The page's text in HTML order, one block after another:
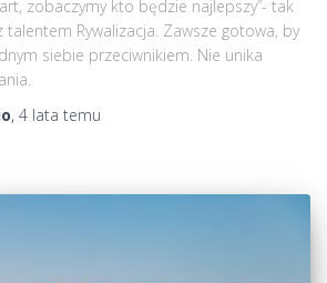
zobaczymy kto będzie najlepszy”- tak
Rywalizacja. Zawsze gotowa, by
siebie przeciwnikiem. Nie unika
, 4 lata temu